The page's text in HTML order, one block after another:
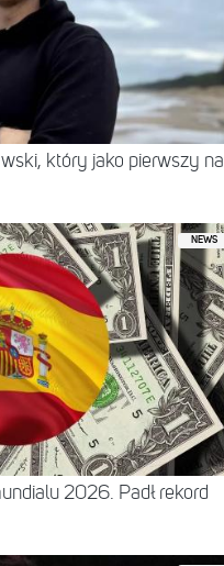
który jako pierwszy na
NEWS
2026. Padł rekord